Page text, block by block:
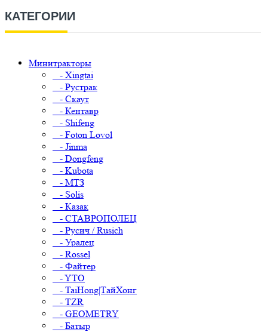
КАТЕГОРИИ
Минитракторы
- Xingtai
- Рустрак
- Скаут
- Кентавр
- Shifeng
- Foton Lovol
- Jinma
- Dongfeng
- Kubota
- МТЗ
- Solis
- Казак
- СТАВРОПОЛЕЦ
- Русич / Rusich
- Уралец
- Rossel
- Файтер
- YTO
- TaiHong|ТайХонг
- TZR
- GEOMETRY
- Батыр